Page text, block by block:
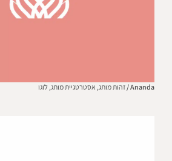
Ananda / זהות מותג, אסטרטגיית מותג, לוגו